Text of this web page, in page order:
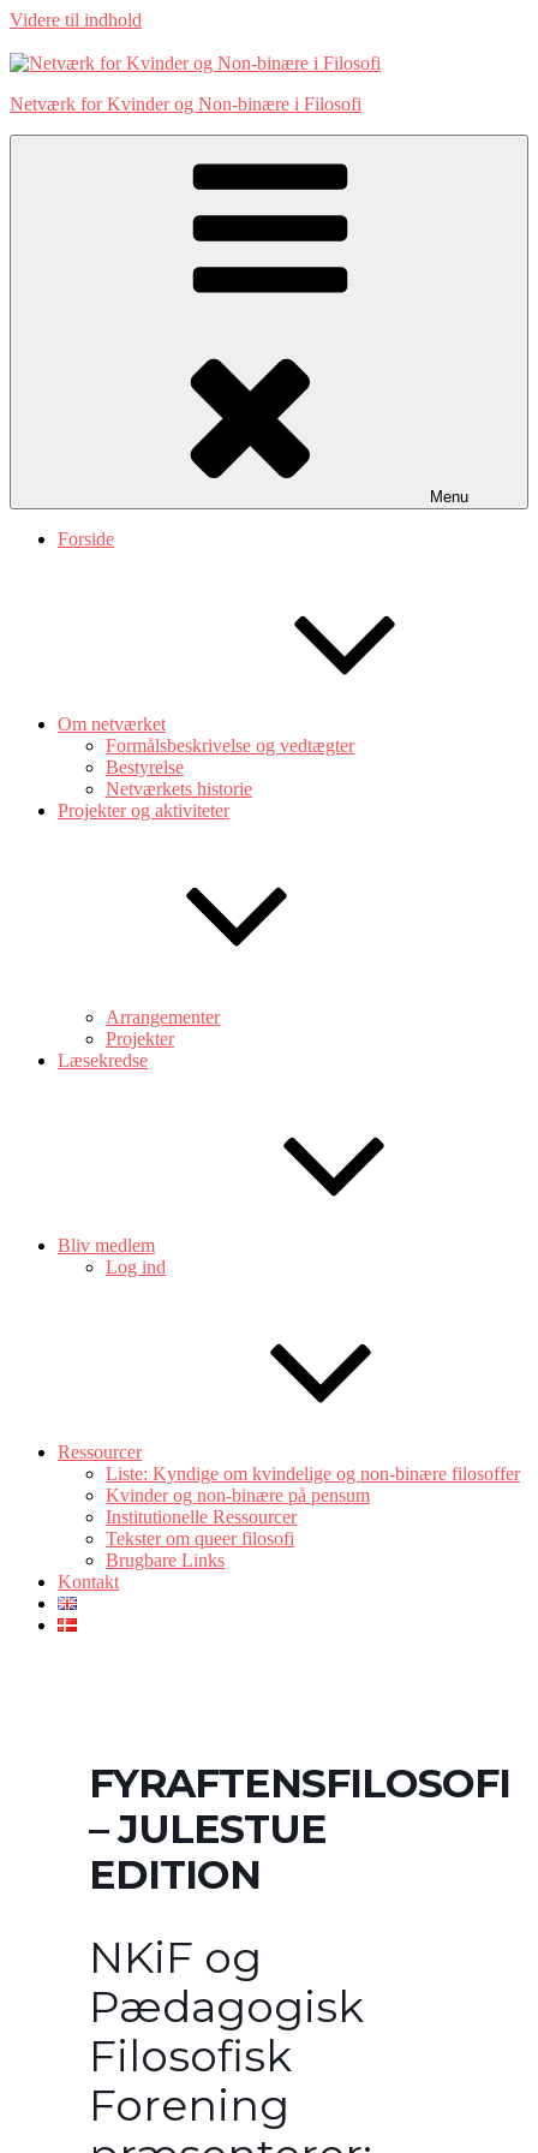
Videre til indhold
Netværk for Kvinder og Non-binære i Filosofi
Menu
Forside
Om netværket
Formålsbeskrivelse og vedtægter
Bestyrelse
Netværkets historie
Projekter og aktiviteter
Arrangementer
Projekter
Læsekredse
Bliv medlem
Log ind
Ressourcer
Liste: Kyndige om kvindelige og non-binære filosoffer
Kvinder og non-binære på pensum
Institutionelle Ressourcer
Tekster om queer filosofi
Brugbare Links
Kontakt
FYRAFTENSFILOSOFI
– JULESTUE
EDITION
NKiF og
Pædagogisk
Filosofisk
Forening